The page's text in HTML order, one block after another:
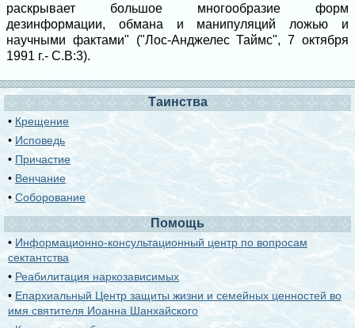
раскрывает большое многообразие форм
дезинформации, обмана и манипуляций ложью и
научными фактами" ("Лос-Анджелес Таймс", 7 октября
1991 г.- С.В:3).
Таинства
• Крещение
• Исповедь
• Причастие
• Венчание
•Соборование
Помощь
• Информационно-консультационный центр по вопросам
сектантства
• Реабилитация наркозависимых
• Епархиальный Центр защиты жизни и семейных ценностей во
имя святителя Иоанна Шанхайского